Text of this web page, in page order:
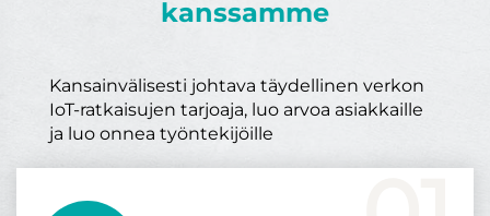
kanssamme
Kansainvälisesti johtava täydellinen verkon
IoT-ratkaisujen tarjoaja, luo arvoa asiakkaille
ja luo onnea työntekijöille